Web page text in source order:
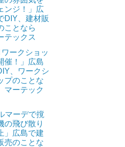
ンジ！」広
DIY、建材販
ことなら
テックス
ワークショッ
催！」広島
、ワークシ
プのことな
ーテック
マーデで撹
の飛び散り
」広島で建
売のことな